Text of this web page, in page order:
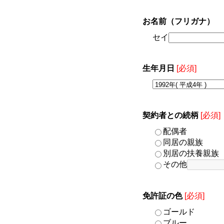
お名前（フリガナ）
セイ
生年月日 [必須]
契約者との続柄 [必須]
配偶者
同居の親族
別居の扶養親族
その他
免許証の色 [必須]
ゴールド